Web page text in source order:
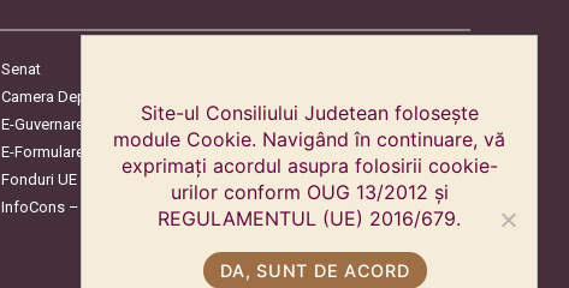
Senat
Camera Deputaților
E-Guvernare
E-Formulare
Fonduri UE
InfoCons – Protecția Consumatorilor
Site-ul Consiliului Judetean folosește
module Cookie. Navigând în continuare, vă
exprimați acordul asupra folosirii cookie-
urilor conform OUG 13/2012 și
REGULAMENTUL (UE) 2016/679.
DA, SUNT DE ACORD